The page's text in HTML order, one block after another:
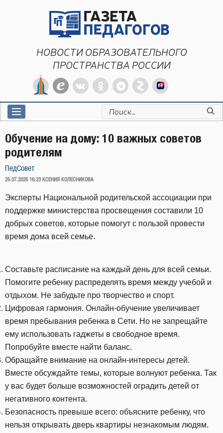
НОВОСТИ ОБРАЗОВАТЕЛЬНОГО
ПРОСТРАНСТВА РОССИИ
Искать:
Обучение на дому: 10 важных советов
родителям
ПедСовет
ОПУБЛИКОВАНО
25.07.2025 16:23 КСЕНИЯ КОЛЕСНИКОВА
Эксперты Национальной родительской ассоциации при
поддержке министерства просвещения составили 10
добрых советов, которые помогут с пользой провести
время дома всей семье.
Составьте расписание на каждый день для всей семьи.
Помогите ребенку распределять время между учебой и
отдыхом. Не забудьте про творчество и спорт.
Цифровая гармония. Онлайн-обучение увеличивает
время пребывания ребенка в Сети. Но не запрещайте
ему использовать гаджеты в свободное время.
Попробуйте вместе найти баланс.
Обращайте внимание на онлайн-интересы детей.
Вместе обсуждайте темы, которые волнуют ребенка. Так
у вас будет больше возможностей оградить детей от
негативного контента.
Безопасность превыше всего: объясните ребенку, что
нельзя открывать дверь квартиры незнакомым людям.